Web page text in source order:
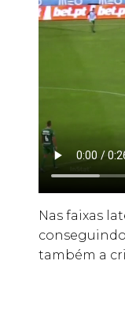
Nas faixas
também a